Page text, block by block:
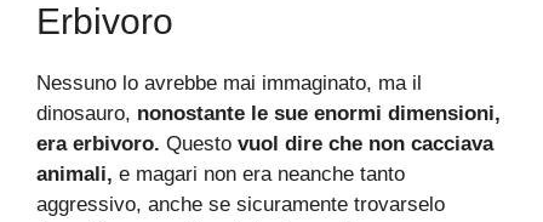
Erbivoro
Nessuno lo avrebbe mai immaginato, ma il
dinosauro, nonostante le sue enormi dimensioni,
era erbivoro. Questo vuol dire che non cacciava
animali, e magari non era neanche tanto
aggressivo, anche se sicuramente trovarselo